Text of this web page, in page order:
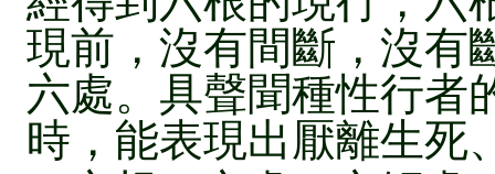
現前，沒有間斷，沒有
六處。具聲聞種性行者
時，能表現出厭離生死